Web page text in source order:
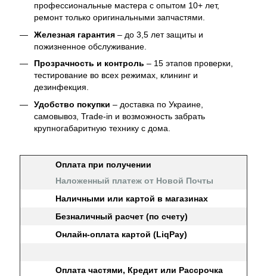
профессиональные мастера с опытом 10+ лет,
ремонт только оригинальными запчастями.
Железная гарантия – до 3,5 лет защиты и
пожизненное обслуживание.
Прозрачность и контроль – 15 этапов проверки,
тестирование во всех режимах, клининг и
дезинфекция.
Удобство покупки – доставка по Украине,
самовывоз, Trade-in и возможность забрать
крупногабаритную технику с дома.
Оплата при получении
Наложенный платеж от Новой Почты
Наличными или картой в магазинах
Безналичный расчет (по счету)
Онлайн-оплата картой (LiqPay)
Оплата частями, Кредит или Рассрочка